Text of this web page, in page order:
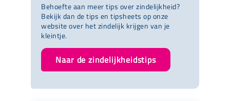
Behoefte aan meer tips over zindelijkheid?
Bekijk dan de tips en tipsheets op onze
website over het zindelijk krijgen van je
kleintje.
Naar de zindelijkheidstips